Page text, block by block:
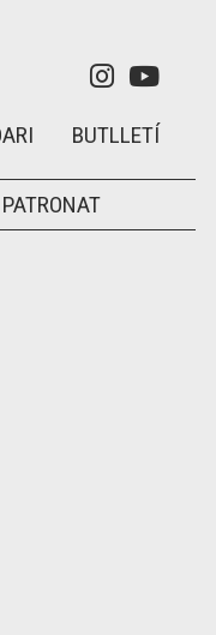
Link aLink
BUTLLETÍ
PATRONAT